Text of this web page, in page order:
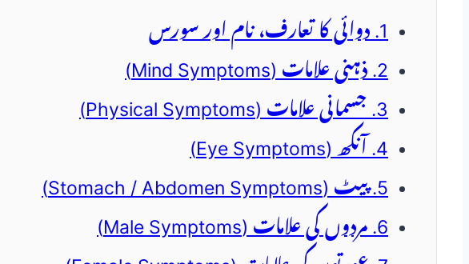
1. دوائی کا تعارف، نام اور سورس
2. ذہنی علامات (Mind Symptoms)
3. جسمانی علامات (Physical Symptoms)
4. آنکھ (Eye Symptoms)
5. پیٹ (Stomach / Abdomen Symptoms)
6. مردوں کی علامات (Male Symptoms)